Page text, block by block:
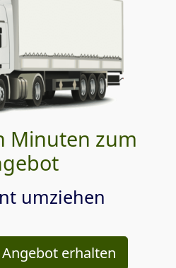
Minuten zum
umziehen
erhalten